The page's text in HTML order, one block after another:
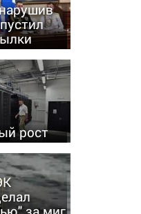
рост